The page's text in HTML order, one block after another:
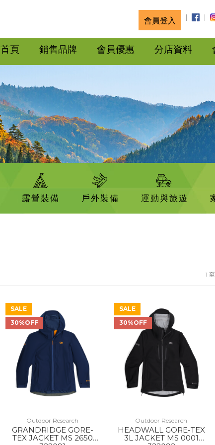
會員登入
首頁 銷售品牌 會員優惠 分店資料
露營裝備 戶外裝備 運動與旅遊
1
SALE
30%OFF
Outdoor Research
GRANDRIDGE GORE-
TEX JACKET MS 2650
SALE
30%OFF
Outdoor Research
HEADWALL GORE-TEX
3L JACKET MS 0001